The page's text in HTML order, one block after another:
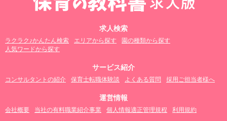
求人検索
ラクラク♪かんたん検索 エリアから探す
園の種類から探す
人気ワードから探す
サービス紹介
コンサルタントの紹介 保育士転職体験談 よくある質問 採用ご担当者様へ
運営情報
会社概要 当社の有料職業紹介事業 個人情報適正管理規程 利用規約